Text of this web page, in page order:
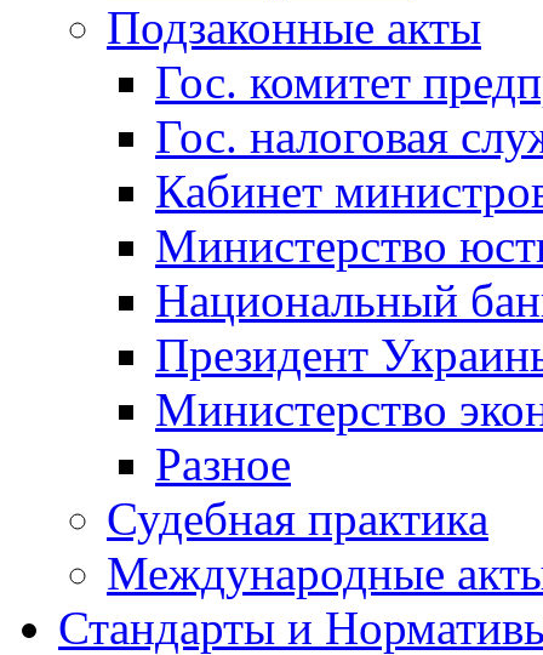
Подзаконные акты
Гос. комитет
Гос. налоговая
Кабинет
Министерство
Национальный
Президент
Министерство
Разное
Судебная практика
Международные
Стандарты и